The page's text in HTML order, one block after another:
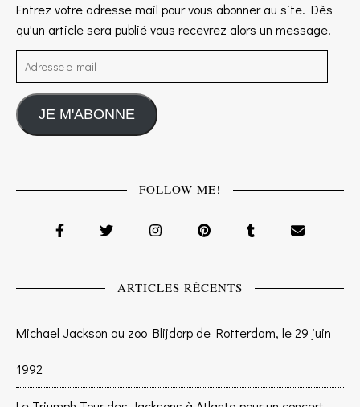
Entrez votre adresse mail pour vous abonner au site. Dès
qu'un article sera publié vous recevrez alors un message.
Adresse e-mail
JE M'ABONNE
FOLLOW ME!
ARTICLES RÉCENTS
Michael Jackson au zoo Blijdorp de Rotterdam, le 29 juin
1992